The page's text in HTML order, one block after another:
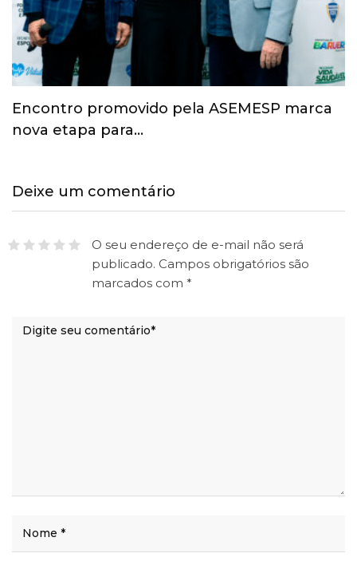
Esporte ganha espaço na agenda
econômica e mobiliza…
Deixe um comentário
O seu endereço de e-mail não será
publicado. Campos obrigatórios são
marcados com *